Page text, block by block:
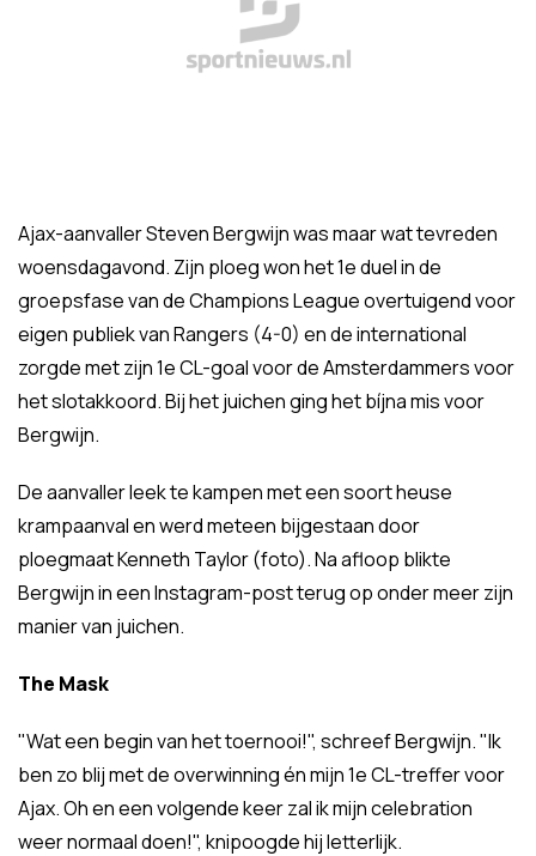
Ajax-aanvaller Steven Bergwijn was maar wat tevreden
woensdagavond. Zijn ploeg won het 1e duel in de
groepsfase van de Champions League overtuigend voor
eigen publiek van Rangers (4-0) en de international
zorgde met zijn 1e CL-goal voor de Amsterdammers voor
het slotakkoord. Bij het juichen ging het bíjna mis voor
Bergwijn.
De aanvaller leek te kampen met een soort heuse
krampaanval en werd meteen bijgestaan door
ploegmaat Kenneth Taylor (foto). Na afloop blikte
Bergwijn in een Instagram-post terug op onder meer zijn
manier van juichen.
The Mask
"Wat een begin van het toernooi!", schreef Bergwijn. "Ik
ben zo blij met de overwinning én mijn 1e CL-treffer voor
Ajax. Oh en een volgende keer zal ik mijn celebration
weer normaal doen!", knipoogde hij letterlijk.